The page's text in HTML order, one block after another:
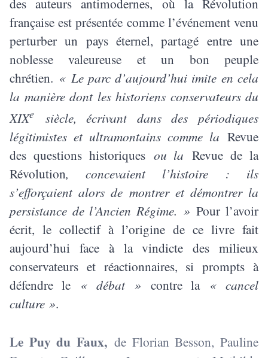
des auteurs antimodernes, où la Révolution
française est présentée comme l’événement venu
perturber un pays éternel, partagé entre une
noblesse valeureuse et un bon peuple
chrétien. « Le parc d’aujourd’hui imite en cela
la manière dont les historiens conservateurs du
XIXe
siècle, écrivant dans des périodiques
légitimistes et ultramontains comme la Revue
des questions historiquesou laRevue de la
Révolution, concevaient l’histoire : ils
s’efforçaient alors de montrer et démontrer la
persistance de l’Ancien Régime. » Pour l’avoir
écrit, le collectif à l’origine de ce livre fait
aujourd’hui face à la vindicte des milieux
conservateurs et réactionnaires, si prompts à
défendre le « débat » contre la « cancel
culture ».
Le Puy du Faux, de Florian Besson, Pauline